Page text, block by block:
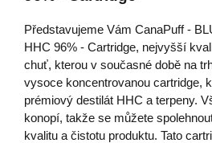
Představujeme Vám CanaPuff -
HHC 96% - Cartridge, nejvyšší
chuť, kterou v současné době na
vysoce koncentrovanou cartridge,
prémiový destilát HHC a terpeny.
konopí, takže se můžete
kvalitu a čistotu produktu. Tato